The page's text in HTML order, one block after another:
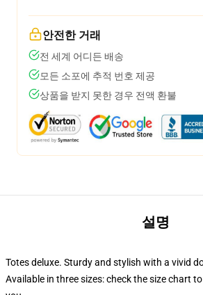
안전한 거래
전 세계 어디든 배송
모든 소포에 추적 번호 제공
상품을 받지 못한 경우 전액 환불
설명
Totes deluxe. Sturdy and stylish with a vivid
Available in three sizes: check the size chart